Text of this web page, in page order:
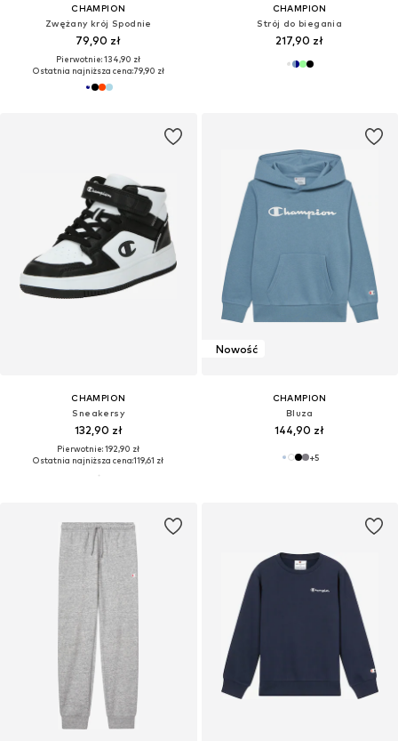
CHAMPION
Zwężany krój Spodnie
79,90 zł
Pierwotnie: 134,90 zł
Ostatnia najniższa cena:79,90 zł
CHAMPION
Strój do biegania
217,90 zł
CHAMPION
Sneakersy
132,90 zł
Pierwotnie: 192,90 zł
Ostatnia najniższa cena:119,61 zł
Nowość
CHAMPION
Bluza
144,90 zł
+5